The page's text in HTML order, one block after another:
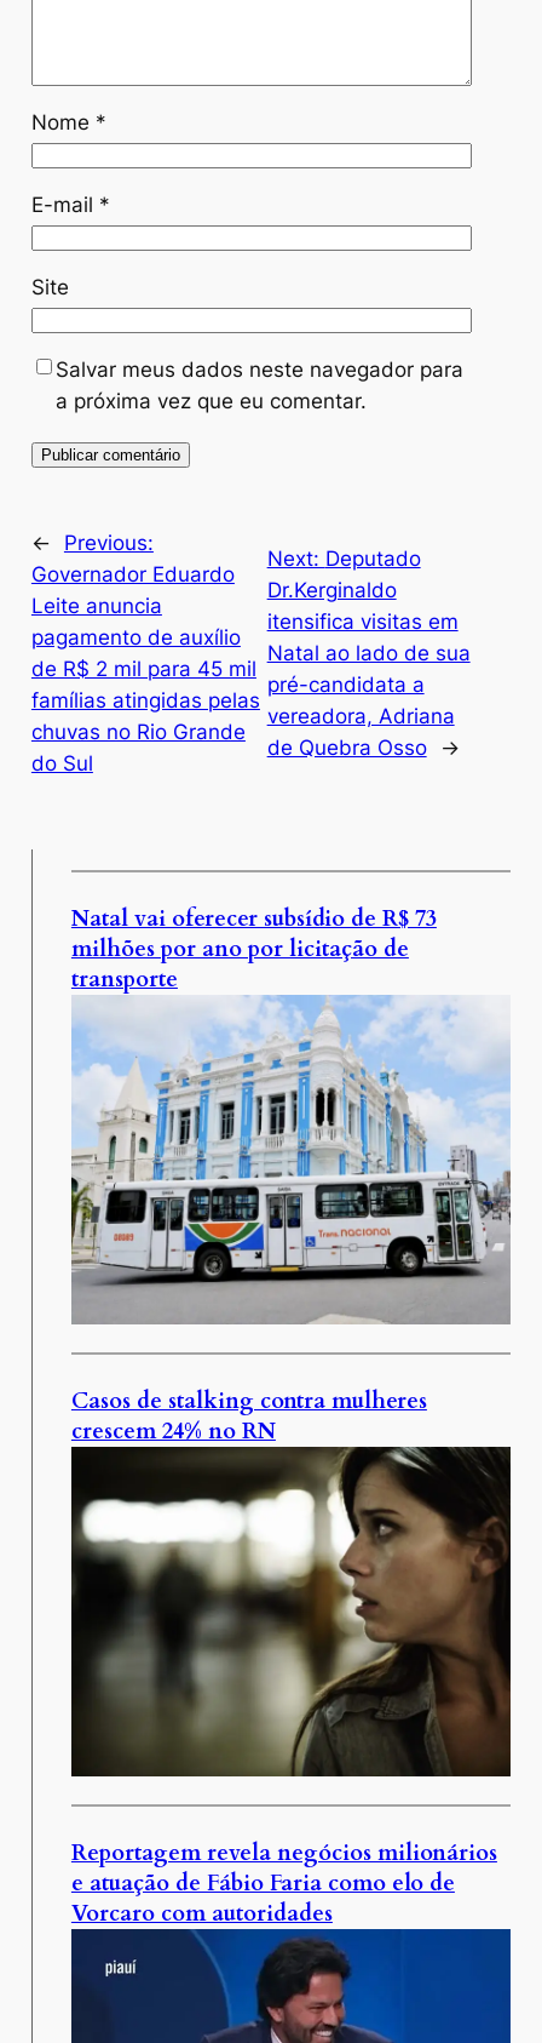
Nome *
E-mail *
Site
Salvar meus dados neste navegador para
a próxima vez que eu comentar.
←
Previous:
Governador Eduardo
Leite anuncia
pagamento de auxílio
de R$ 2 mil para 45 mil
famílias atingidas pelas
chuvas no Rio Grande
do Sul
Next: Deputado
Dr.Kerginaldo
itensifica visitas em
Natal ao lado de sua
pré-candidata a
vereadora, Adriana
de Quebra Osso
→
Natal vai oferecer subsídio de R$ 73
milhões por ano por licitação de
transporte
Casos de stalking contra mulheres
crescem 24% no RN
Reportagem revela negócios milionários
e atuação de Fábio Faria como elo de
Vorcaro com autoridades